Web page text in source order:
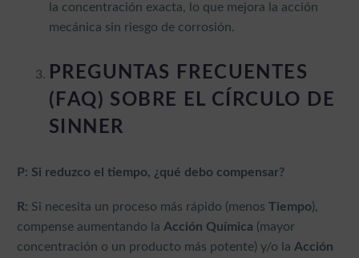
la concentración exacta, lo que mejora la acción
mecánica sin riesgo de corrosión.
PREGUNTAS FRECUENTES
(FAQ) SOBRE EL CÍRCULO DE
SINNER
P: Si reduzco el tiempo, ¿qué debo compensar?
R: Si necesita un proceso más rápido (menos Tiempo),
compense aumentando la Acción Química (mayor
concentración o un producto más potente) y/o la Acción